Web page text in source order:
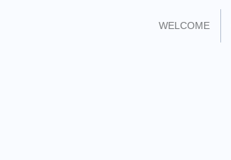
WELCOME